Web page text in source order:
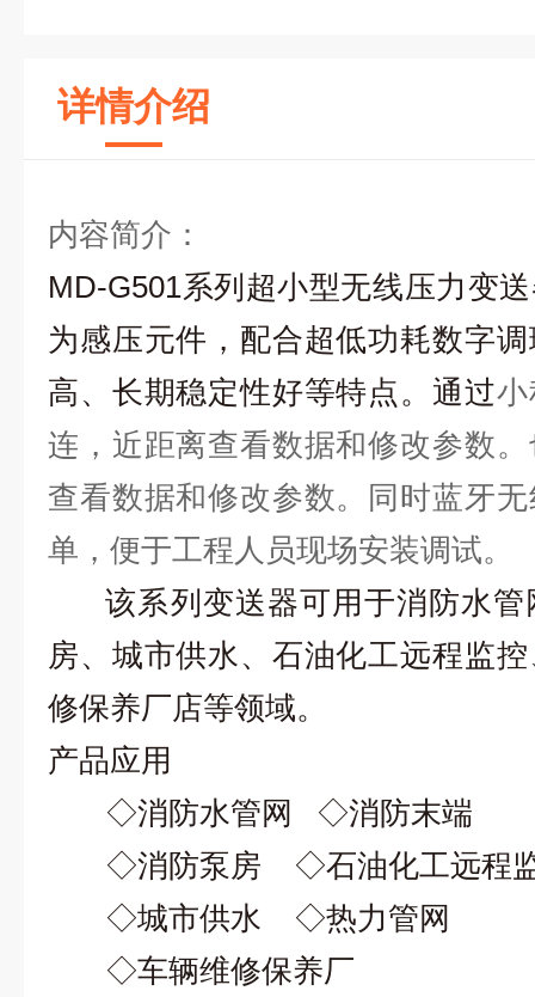
详情介绍
内容简介：
MD-G501系列超小型无线压力变
为感压元件，配合超低功耗数字
高、长期稳定性好等特点。通过
连，近距离查看数据和修改参数
查看数据和修改参数。同时蓝牙
单，便于工程人员现场安装调试。
该系列变送器可用于消防水管
房、城市供水、石油化工远程监
修保养厂店等领域。
产品应用
◇消防水管网 ◇消防末端
◇消防泵房 ◇石油化工远程
◇城市供水 ◇热力管网
◇车辆维修保养厂